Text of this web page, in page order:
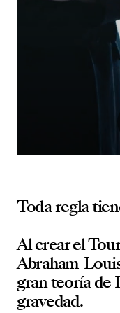
Toda regla
Al crear el
Abraham-
gran teoría de
gravedad.